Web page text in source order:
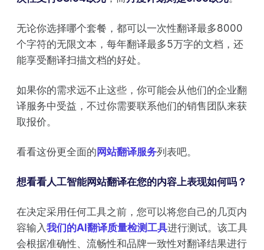
无论你选择哪个套餐，都可以一次性翻译最多8000
个字符的无限文本，每年翻译最多5万字的文档，还
能享受翻译扫描文档的好处。
如果你的需求远不止这些，你可能会从他们的企业翻
译服务中受益，不过你需要联系他们的销售团队来获
取报价。
看看这份更全面的网站翻译服务列表吧。
想看看人工智能网站翻译在您的内容上表现如何吗？
在决定采用任何工具之前，您可以将您自己的几页内
容输入 我们的AI翻译质量检测工具进行测试。该工具
会根据准确性、流畅性和品牌一致性对翻译结果进行